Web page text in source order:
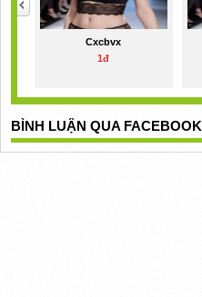
Cxcbvx
1đ
BÌNH LUẬN QUA FACEBOOK